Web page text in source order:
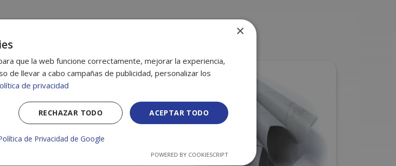
×
que la web funcione correctamente, mejorar la experiencia,
de llevar a cabo campañas de publicidad, personalizar los
de privacidad
ACEPTAR TODO
RECHAZAR TODO
de Privacidad de Google
POWERED BY COOKIESCRIPT